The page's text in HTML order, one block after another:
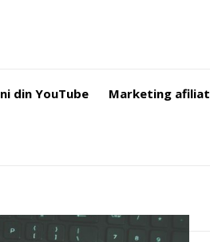
din YouTube Marketing afiliat